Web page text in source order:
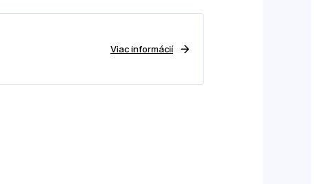
Viac informácií